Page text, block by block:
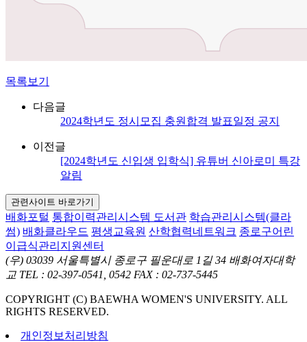
목록보기
다음글
2024학년도 정시모집 충원합격 발표일정 공지
이전글
[2024학년도 신입생 입학식] 유튜버 신아로미 특강
알림
관련사이트 바로가기
배화포털 통합이력관리시스템 도서관 학습관리시스템(클라
썸) 배화클라우드 평생교육원 산학협력네트워크 종로구어린
이급식관리지원센터
(우) 03039 서울특별시 종로구 필운대로 1길 34 배화여자대학
교 TEL : 02-397-0541, 0542 FAX : 02-737-5445
COPYRIGHT (C) BAEWHA WOMEN'S UNIVERSITY. ALL
RIGHTS RESERVED.
개인정보처리방침